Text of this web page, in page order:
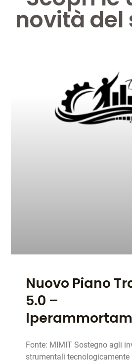
novità del
Nuovo Piano
5.0 –
Fonte: MIMIT Sostegno agli
strumentali tecnologicamente